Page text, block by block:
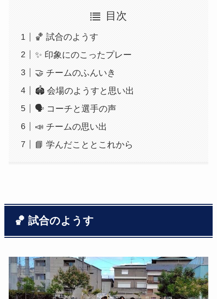
目次
🏀 試合のようす
✨ 印象にのこったプレー
🤝 チームのふんいき
🏟 会場のようすと思い出
🗣 コーチと選手の声
📣 チームの思い出
📘 学んだこととこれから
🏀 試合のようす